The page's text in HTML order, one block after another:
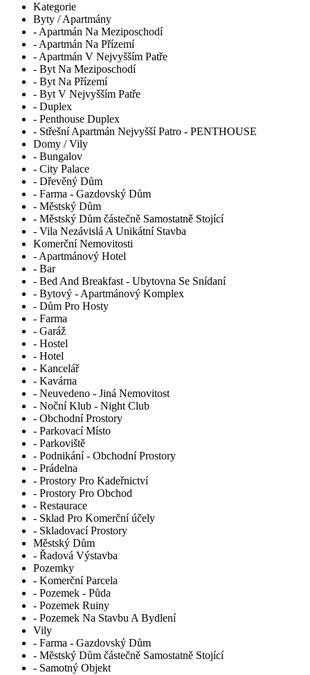
Kategorie
Byty / Apartmány
- Apartmán Na Meziposchodí
- Apartmán Na Přízemí
- Apartmán V Nejvyšším Patře
- Byt Na Meziposchodí
- Byt Na Přízemí
- Byt V Nejvyšším Patře
- Duplex
- Penthouse Duplex
- Střešní Apartmán Nejvyšší Patro - PENTHOUSE
Domy / Vily
- Bungalov
- City Palace
- Dřevěný Dům
- Farma - Gazdovský Dům
- Městský Dům
- Městský Dům částečně Samostatně Stojící
- Vila Nezávislá A Unikátní Stavba
Komerční Nemovitosti
- Apartmánový Hotel
- Bar
- Bed And Breakfast - Ubytovna Se Snídaní
- Bytový - Apartmánový Komplex
- Dům Pro Hosty
- Farma
- Garáž
- Hostel
- Hotel
- Kancelář
- Kavárna
- Neuvedeno - Jiná Nemovitost
- Noční Klub - Night Club
- Obchodní Prostory
- Parkovací Místo
- Parkoviště
- Podnikání - Obchodní Prostory
- Prádelna
- Prostory Pro Kadeřnictví
- Prostory Pro Obchod
- Restaurace
- Sklad Pro Komerční účely
- Skladovací Prostory
Městský Dům
- Řadová Výstavba
Pozemky
- Komerční Parcela
- Pozemek - Půda
- Pozemek Ruiny
- Pozemek Na Stavbu A Bydlení
Vily
- Farma - Gazdovský Dům
- Městský Dům částečně Samostatně Stojící
- Samotný Objekt